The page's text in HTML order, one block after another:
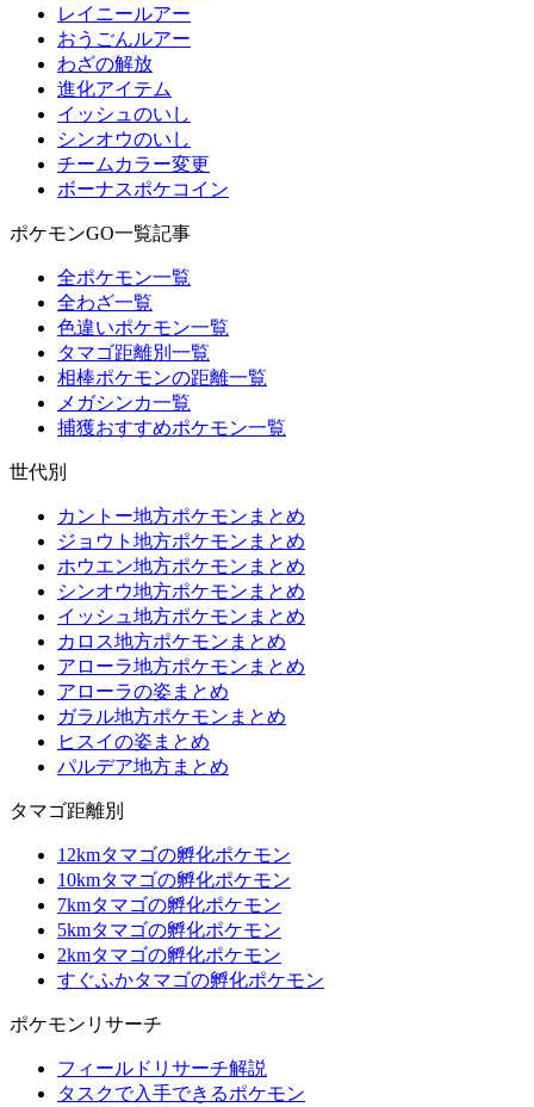
レイニールアー
おうごんルアー
わざの解放
進化アイテム
イッシュのいし
シンオウのいし
チームカラー変更
ボーナスポケコイン
ポケモンGO一覧記事
全ポケモン一覧
全わざ一覧
色違いポケモン一覧
タマゴ距離別一覧
相棒ポケモンの距離一覧
メガシンカ一覧
捕獲おすすめポケモン一覧
世代別
カントー地方ポケモンまとめ
ジョウト地方ポケモンまとめ
ホウエン地方ポケモンまとめ
シンオウ地方ポケモンまとめ
イッシュ地方ポケモンまとめ
カロス地方ポケモンまとめ
アローラ地方ポケモンまとめ
アローラの姿まとめ
ガラル地方ポケモンまとめ
ヒスイの姿まとめ
パルデア地方まとめ
タマゴ距離別
12kmタマゴの孵化ポケモン
10kmタマゴの孵化ポケモン
7kmタマゴの孵化ポケモン
5kmタマゴの孵化ポケモン
2kmタマゴの孵化ポケモン
すぐふかタマゴの孵化ポケモン
ポケモンリサーチ
フィールドリサーチ解説
タスクで入手できるポケモン